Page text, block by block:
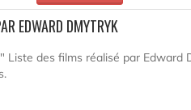
EDWARD DMYTRYK
Liste des films réalisé par Edward